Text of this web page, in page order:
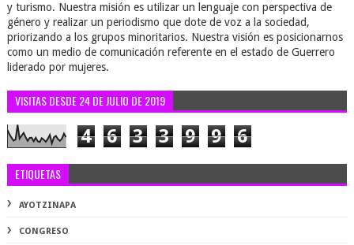
y turismo. Nuestra misión es utilizar un lenguaje con perspectiva de
género y realizar un periodismo que dote de voz a la sociedad,
priorizando a los grupos minoritarios. Nuestra visión es posicionarnos
como un medio de comunicación referente en el estado de Guerrero
liderado por mujeres.
VISITAS DESDE 24 DE JULIO DE 2019
4 6 3 3 9 9 6
ETIQUETAS
AYOTZINAPA
CONGRESO